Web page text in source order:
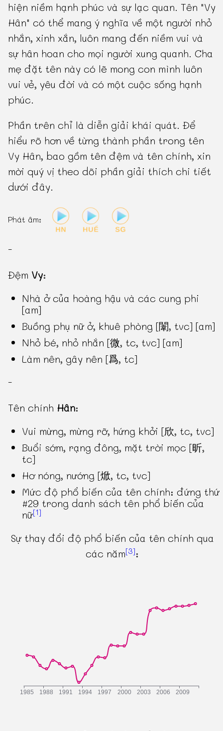
hiện niềm hạnh phúc và sự lạc quan. Tên "Vy
Hân" có thể mang ý nghĩa về một người nhỏ
nhắn, xinh xắn, luôn mang đến niềm vui và
sự hân hoan cho mọi người xung quanh. Cha
mẹ đặt tên này có lẽ mong con mình luôn
vui vẻ, yêu đời và có một cuộc sống hạnh
phúc.
Phần trên chỉ là diễn giải khái quát. Để
hiểu rõ hơn về từng thành phần trong tên
Vy Hân, bao gồm tên đệm và tên chính, xin
mời quý vị theo dõi phần giải thích chi tiết
dưới đây.
Phát âm:
-
Đệm Vy:
Nhà ở của hoàng hậu và các cung phi
[am]
Buồng phụ nữ ở, khuê phòng [闈, tvc] [am]
Nhỏ bé, nhỏ nhắn [微, tc, tvc] [am]
Làm nên, gây nên [爲, tc]
-
Tên chính Hân:
Vui mừng, mừng rỡ, hứng khởi [欣, tc, tvc]
Buổi sớm, rạng đông, mặt trời mọc [昕,
tc]
Hơ nóng, nướng [焮, tc, tvc]
Mức độ phổ biến của tên chính: đứng thứ
#29 trong danh sách tên phổ biến của
nữ[1]
Sự thay đổi độ phổ biến của tên chính qua
các năm[3]: